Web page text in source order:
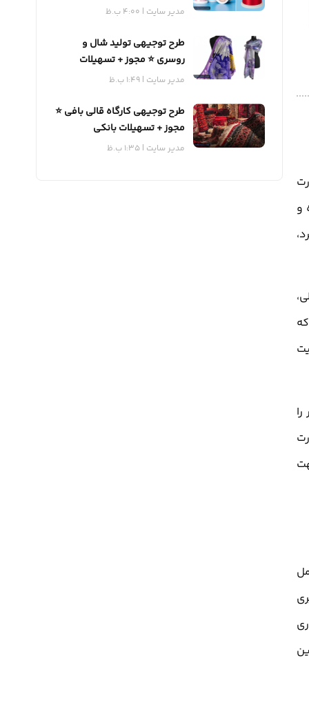
و
کنید. جهت
مدیر سایت 4:00 ب.ظ
طرح توجیهی تولید شال و
روسری ⭐️ مجوز + تسهیلات
مدیر سایت 1:49 ب.ظ
طرح توجیهی کارگاه قالی بافی ⭐️
مجوز + تسهیلات بانکی
مدیر سایت 1:35 ب.ظ